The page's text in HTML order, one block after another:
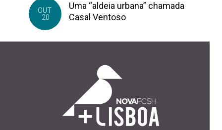
OUT
20
Uma “aldeia urbana” chamada
Casal Ventoso